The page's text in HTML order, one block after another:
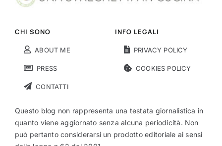
CHI SONO
ABOUT ME
PRESS
CONTATTI
INFO LEGALI
PRIVACY POLICY
COOKIES POLICY
Questo blog non rappresenta una testata giornalistica in
quanto viene aggiornato senza alcuna periodicità. Non
può pertanto considerarsi un prodotto editoriale ai sensi